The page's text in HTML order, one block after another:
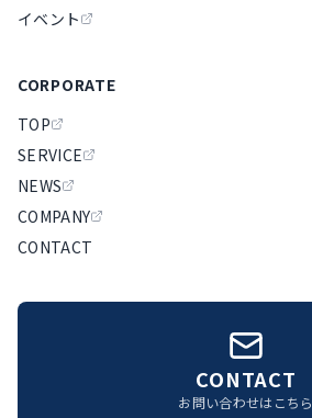
イベント
CORPORATE
TOP
SERVICE
NEWS
COMPANY
CONTACT
CONTACT
お問い合わせはこちら